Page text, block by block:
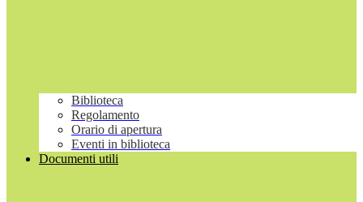
Biblioteca
Regolamento
Orario di apertura
Eventi in biblioteca
Documenti utili